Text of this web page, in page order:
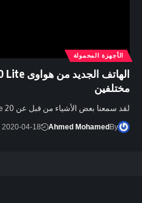
الأجهزة المحمولة
مختلفين
لقد سمعنا بعض الأشياء من قبل عن Mate 20 و Mate 20…
By
Ahmed Mohamed
2020-04-18